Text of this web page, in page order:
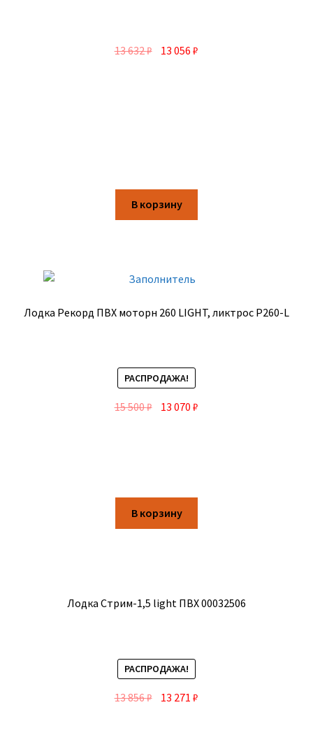
13 632₽ 13 056₽
В корзину
Лодка Рекорд ПВХ моторн 260 LIGHT, ликтрос Р260-L
РАСПРОДАЖА!
15 500₽ 13 070₽
В корзину
Лодка Стрим-1,5 light ПВХ 00032506
РАСПРОДАЖА!
13 856₽ 13 271₽